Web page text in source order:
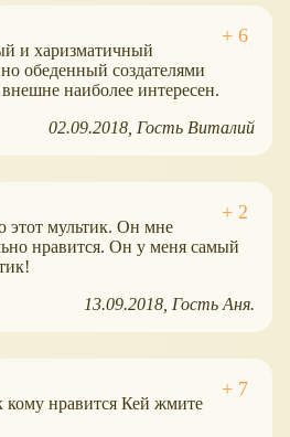
и харизматичный
обеденный создателями
наиболее интересен.
02.09.2018 Гость Виталий
этот мультик. Он мне
нравится. Он у меня самый
13.09.2018 Гость Аня.
нравится Кей жмите